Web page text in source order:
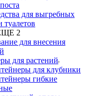
для выгребных
туалетов
2
для внесения
для растений
для клубники
гибкие